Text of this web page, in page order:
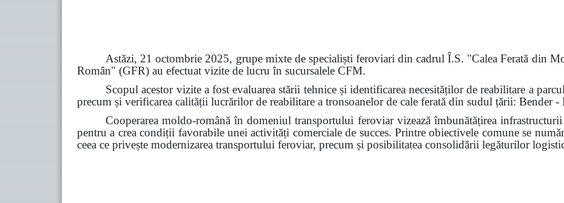
Astăzi, 21 octombrie 2025, grupe mixte de specialiști feroviari din cadrul Î.S. "Calea Ferată din
Român" (GFR) au efectuat vizite de lucru în sucursalele CFM.
Scopul acestor vizite a fost evaluarea stării tehnice și identificarea necesităților de reabilitare a
precum și verificarea calității lucrărilor de reabilitare a tronsoanelor de cale ferată din sudul țării: Bender -
Cooperarea moldo-română în domeniul transportului feroviar vizează îmbunătățirea infrastructurii
pentru a crea condiții favorabile unei activități comerciale de succes. Printre obiectivele comune se
ceea ce privește modernizarea transportului feroviar, precum și posibilitatea consolidării legăturilor